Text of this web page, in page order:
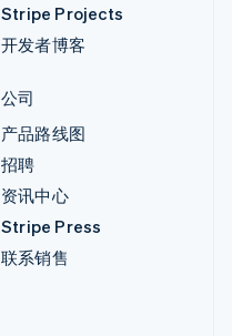
Stripe Projects
开发者博客
公司
产品路线图
招聘
资讯中心
Stripe Press
联系销售